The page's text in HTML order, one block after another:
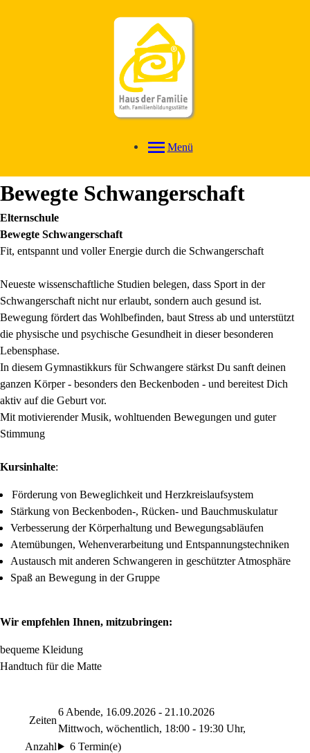
Menü
Bewegte Schwangerschaft
Elternschule
Bewegte Schwangerschaft
Fit, entspannt und voller Energie durch die Schwangerschaft
Neueste wissenschaftliche Studien belegen, dass Sport in der
Schwangerschaft nicht nur erlaubt, sondern auch gesund ist.
Bewegung fördert das Wohlbefinden, baut Stress ab und unterstützt
die physische und psychische Gesundheit in dieser besonderen
Lebensphase.
In diesem Gymnastikkurs für Schwangere stärkst Du sanft deinen
ganzen Körper - besonders den Beckenboden - und bereitest Dich
aktiv auf die Geburt vor.
Mit motivierender Musik, wohltuenden Bewegungen und guter
Stimmung
Kursinhalte:
Förderung von Beweglichkeit und Herzkreislaufsystem
Stärkung von Beckenboden-, Rücken- und Bauchmuskulatur
Verbesserung der Körperhaltung und Bewegungsabläufen
Atemübungen, Wehenverarbeitung und Entspannungstechniken
Austausch mit anderen Schwangeren in geschützter Atmosphäre
Spaß an Bewegung in der Gruppe
Wir empfehlen Ihnen, mitzubringen:
bequeme Kleidung
Handtuch für die Matte
Zeiten
6 Abende, 16.09.2026 - 21.10.2026
Mittwoch, wöchentlich, 18:00 - 19:30 Uhr,
Anzahl
6 Termin(e)